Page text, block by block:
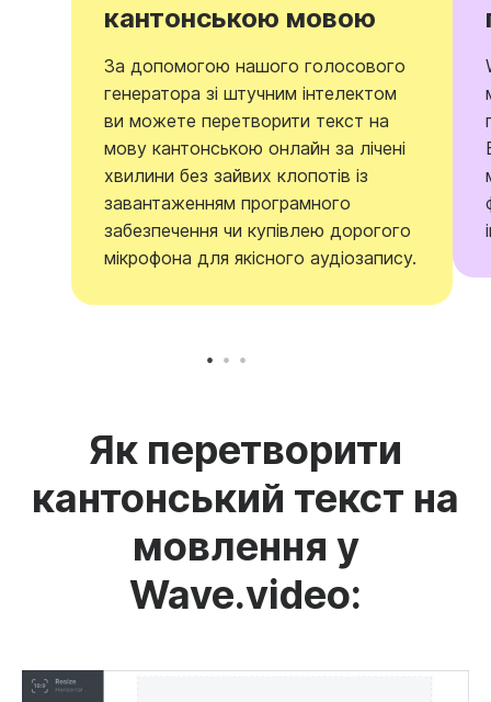
кантонською мовою
За допомогою нашого голосового
генератора зі штучним інтелектом
ви можете перетворити текст на
мову кантонською онлайн за лічені
хвилини без зайвих клопотів із
завантаженням програмного
забезпечення чи купівлею дорогого
мікрофона для якісного аудіозапису.
Як перетворити
кантонський текст на
мовлення у
Wave.video: